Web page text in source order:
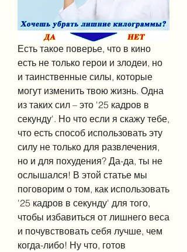
Есть такое поверье, что в кино
есть не только герои и злодеи, но
и таинственные силы, которые
могут изменить твою жизнь. Одна
из таких сил – это '25 кадров в
секунду'. Но что если я скажу тебе,
что есть способ использовать эту
силу не только для развлечения,
но и для похудения? Да-да, ты не
ослышался! В этой статье мы
поговорим о том, как использовать
'25 кадров в секунду' для того,
чтобы избавиться от лишнего веса
и почувствовать себя лучше, чем
когда-либо! Ну что, готов